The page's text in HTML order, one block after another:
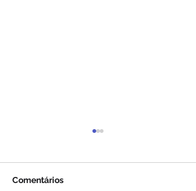
Comentários